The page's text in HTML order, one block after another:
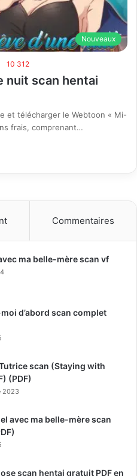
Nouveaux
10 312
nuit scan hentai
et télécharger le Webtoon « Mi-
frais, comprenant…
Commentaires
ma belle-mère scan vf
d’abord scan complet
scan (Staying with
(PDF)
2023
avec ma belle-mère scan
scan hentai gratuit PDF en